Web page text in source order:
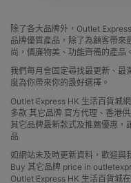
除了各大品牌外，Outlet
品牌優質產品，除了為顧客帶來
尚，價廉物美、功能齊備的產品。
我們每月會固定尋找最更新、最
度為你帶來你的最好選擇。
Outlet Express HK 生活百貨城
多款 其它品牌 官方代理、香港
其它品牌最新款式及推薦優惠，
品
如網站未及時更新資料，歡迎與
Buy 其它品牌 price in
Outlet Express HK 生活百貨城